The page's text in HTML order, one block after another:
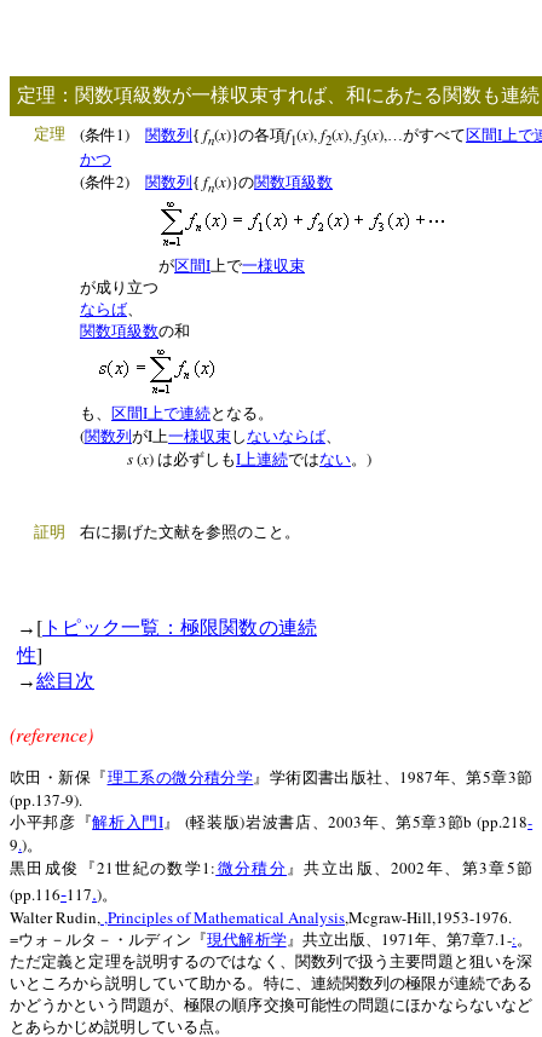
定理：関数項級数が一様収束すれば、和にあたる関数も連続
定理 (条件1) 関数列 { fn(x)}の各項f1(x),f2(x),f3(x),…がすべて区間I上で
かつ
(条件2) 関数列{ fn(x)}の関数項級数
が区間I上で一様収束
が成り立つ
ならば、
関数項級数の和
も、 区間I上で連続となる。
(関数列 がI上一様収束しないならば、
s(x) は必ずしもI上連続ではない。 )
証明
右に揚げた文献を参照のこと。
→ [ トピック一覧：極限関数の連続
性]
→総目次
(reference)
吹田・新保『理工系の微分積分学』学術図書出版社、 1987年、第5章3節
(pp.137-9).
小平邦彦『解析入門 I』 (軽装版)岩波書店、2003年、第5章3節b (pp.218-
9.)。
黒田成俊『21 世紀の数学1: 微分積分』共立出版、2002 年、第3章5節
(pp.116-117.)。
Walter Rudin,,Principles of Mathematical Analysis,Mcgraw-Hill,1953-1976.
=ウォ－ルタ－・ルディン『現代解析学』共立出版、 1971年、第7章7.1-:。
ただ定義と定理を説明するのではなく、関数列で扱う主要問題と狙いを深
いところから説明していて助かる。特に、連続関数列の極限が連続である
かどうかという問題が、極限の順序交換可能性の問題にほかならないなど
とあらかじめ説明している点。